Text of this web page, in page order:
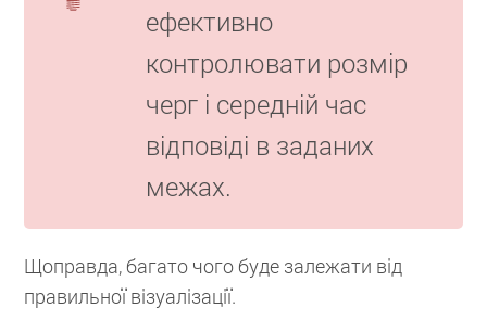
ефективно
контролювати розмір
черг і середній час
відповіді в заданих
межах.
Щоправда, багато чого буде залежати від
правильної візуалізації.